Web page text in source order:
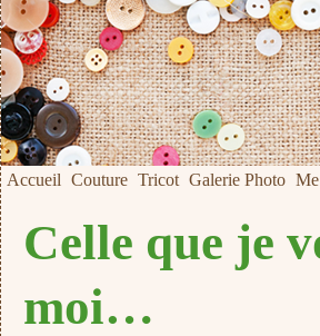
Accueil Couture Tricot Galerie Photo
Celle que je
moi…